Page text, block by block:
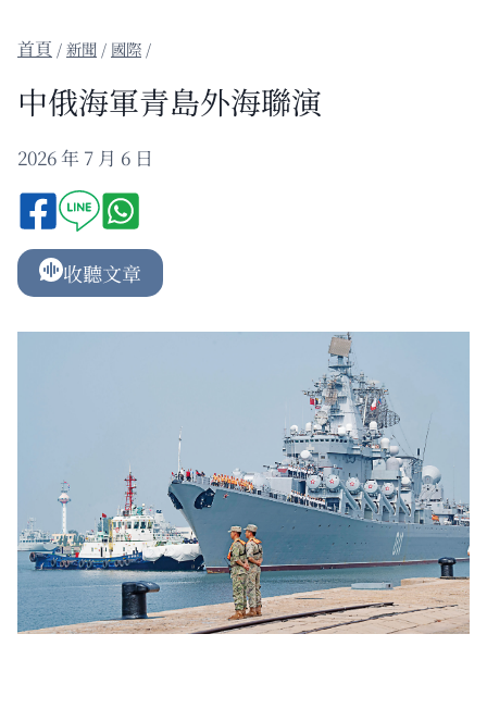
/新聞 / 國際 /
中俄海軍青島外海聯演
2026 年 7 月 6 日
收聽文章